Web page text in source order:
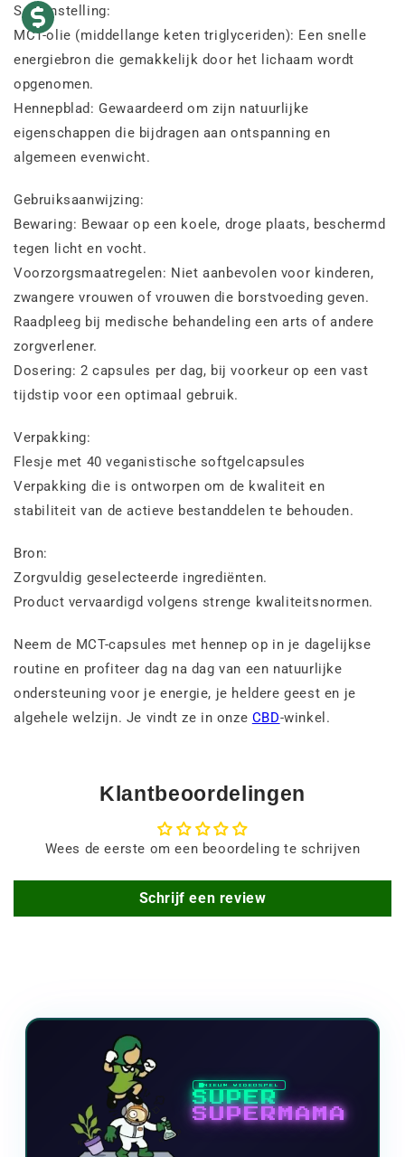
Samenstelling:
MCT-olie (middellange keten triglyceriden): Een snelle
energiebron die gemakkelijk door het lichaam wordt
opgenomen.
Hennepblad: Gewaardeerd om zijn natuurlijke
eigenschappen die bijdragen aan ontspanning en
algemeen evenwicht.
Gebruiksaanwijzing:
Bewaring: Bewaar op een koele, droge plaats, beschermd
tegen licht en vocht.
Voorzorgsmaatregelen: Niet aanbevolen voor kinderen,
zwangere vrouwen of vrouwen die borstvoeding geven.
Raadpleeg bij medische behandeling een arts of andere
zorgverlener.
Dosering: 2 capsules per dag, bij voorkeur op een vast
tijdstip voor een optimaal gebruik.
Verpakking:
Flesje met 40 veganistische softgelcapsules
Verpakking die is ontworpen om de kwaliteit en
stabiliteit van de actieve bestanddelen te behouden.
Bron:
Zorgvuldig geselecteerde ingrediënten.
Product vervaardigd volgens strenge kwaliteitsnormen.
Neem de MCT-capsules met hennep op in je dagelijkse
routine en profiteer dag na dag van een natuurlijke
ondersteuning voor je energie, je heldere geest en je
algehele welzijn. Je vindt ze in onze CBD-winkel.
Klantbeoordelingen
Wees de eerste om een beoordeling te schrijven
Schrijf een review
NIEUW VIDEOSPEL
SUPER
SUPERMAMA